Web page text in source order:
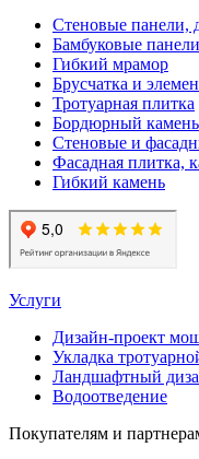
Стеновые панели,
Бамбуковые панели
Гибкий мрамор
Брусчатка и
Тротуарная плитка
Бордюрный камень
Стеновые и
Фасадная плитка,
Гибкий камень
Услуги
Дизайн-проект
Укладка
Ландшафтный
Водоотведение
Покупателям и